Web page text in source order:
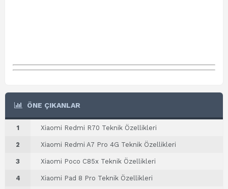
ÖNE ÇIKANLAR
1 Xiaomi Redmi R70 Teknik Özellikleri
2 Xiaomi Redmi A7 Pro 4G Teknik Özellikleri
3 Xiaomi Poco C85x Teknik Özellikleri
4 Xiaomi Pad 8 Pro Teknik Özellikleri